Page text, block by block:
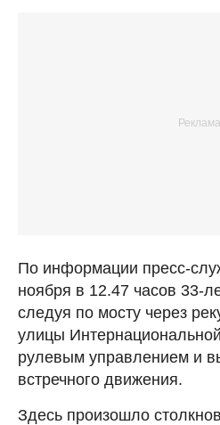
По информации пресс-
ноября в 12.47 часов 33-
следуя по мосту через
улицы
рулевым управлением и
встречного движения.
Здесь произошло